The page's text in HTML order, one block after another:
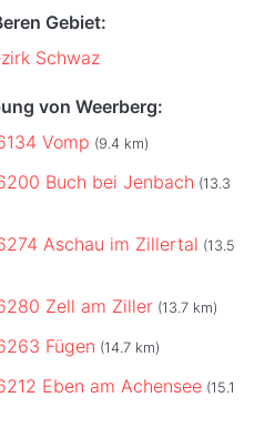
Gebiet:
Schwaz
von Weerberg:
Vomp (9.4 km)
Buch bei Jenbach (13.3
Aschau im Zillertal (13.5
Zell am Ziller (13.7 km)
Fügen (14.7 km)
Eben am Achensee (15.1